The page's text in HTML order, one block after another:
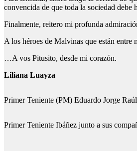
convencida de que toda la sociedad debe
Finalmente, reitero mi profunda
A los héroes de Malvinas que están entre
…A vos Pitusito, desde mi corazón.
Liliana Luayza
Primer Teniente (PM) Eduardo Jorge
Primer Teniente Ibáñez junto a sus